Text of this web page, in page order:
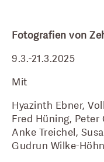
Fotografien von
9.3.-21.3.2025
Mit
Hyazinth Ebner,
Fred Hüning, Peter
Anke Treichel,
Gudrun Wilke-Höhn